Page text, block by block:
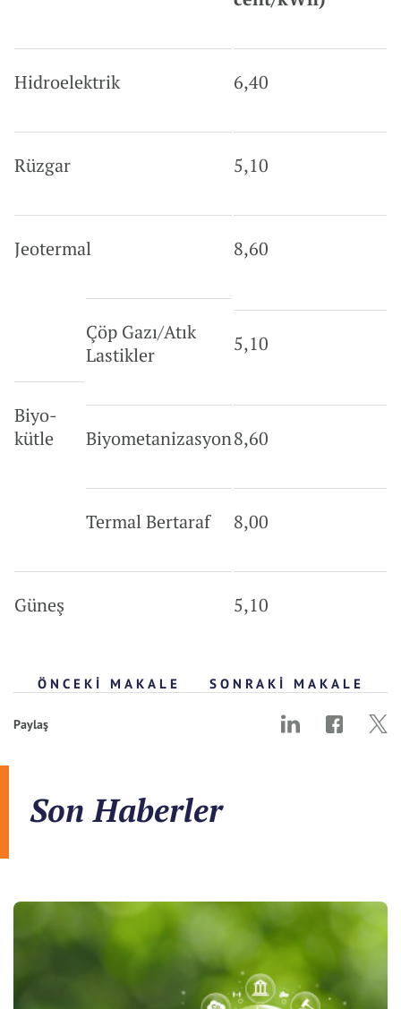
Hidroelektrik 6,40
Rüzgar 5,10
Jeotermal 8,60
Biyo-
kütle
Çöp Gazı/Atık
Lastikler
5,10
Biyometanizasyon8,60
Termal Bertaraf 8,00
Güneş 5,10
ÖNCEKI MAKALE SONRAKI MAKALE
Paylaş
Son Haberler